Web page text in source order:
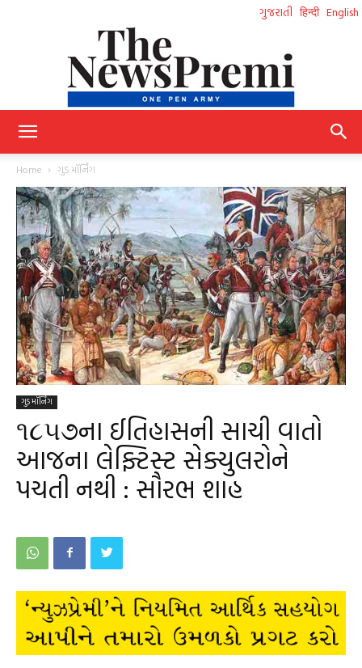
ગુજરાતી हिन्दी English
Gujarati
Home ગુડ મૉર્નિંગ
ગુડ મૉર્નિંગ
૧૮૫૭ના ઈતિહાસની સાચી વાતો
આજના લેફ્ટિસ્ટ સેક્યુલરોને
પચતી નથી : સૌરભ શાહ